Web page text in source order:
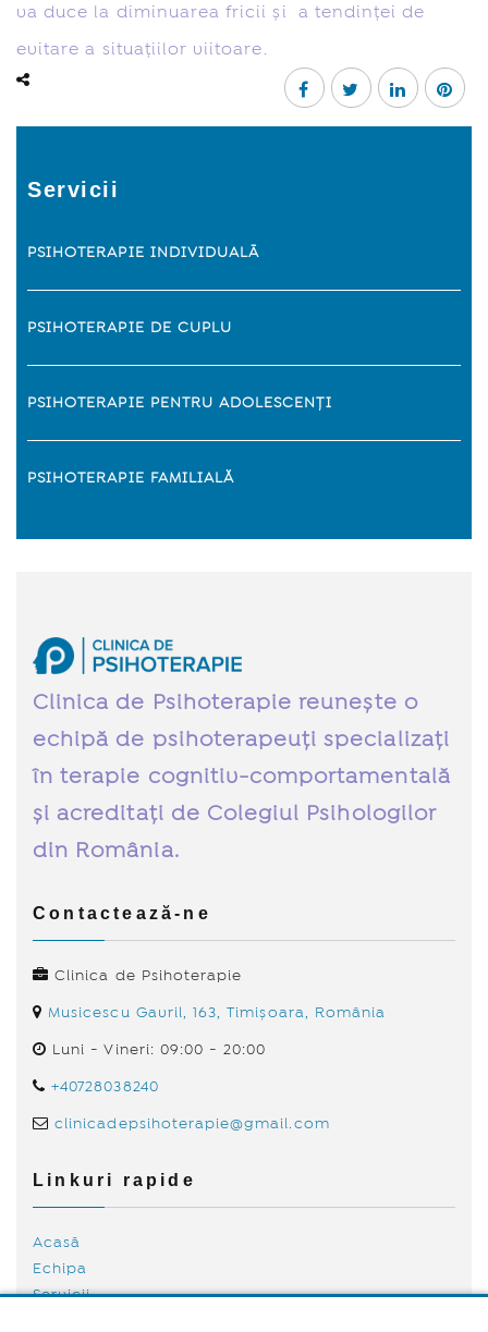
va duce la diminuarea fricii și a tendinței de
evitare a situațiilor viitoare.
Servicii
PSIHOTERAPIE INDIVIDUALÃ
PSIHOTERAPIE DE CUPLU
PSIHOTERAPIE PENTRU ADOLESCENȚI
PSIHOTERAPIE FAMILIALĂ
Clinica de Psihoterapie reunește o
echipă de psihoterapeuți specializați
în terapie cognitiv-comportamentală
și acreditați de Colegiul Psihologilor
din România.
Contactează-ne
Clinica de Psihoterapie
Musicescu Gavril, 163, Timișoara, România
Luni - Vineri: 09:00 - 20:00
+40728038240
clinicadepsihoterapie@gmail.com
Linkuri rapide
Acasă
Echipa
Servicii